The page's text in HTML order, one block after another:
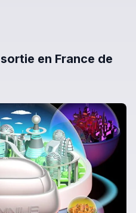
en France de